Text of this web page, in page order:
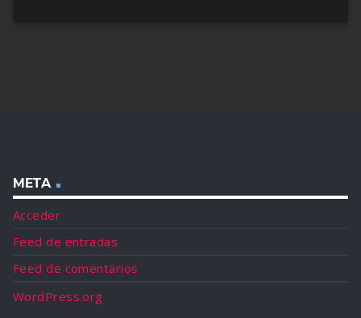
META
Acceder
Feed de entradas
Feed de comentarios
WordPress.org